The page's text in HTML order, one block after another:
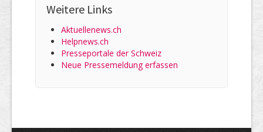
Weitere Links
Aktuellenews.ch
Helpnews.ch
Presseportale der Schweiz
Neue Pressemeldung erfassen